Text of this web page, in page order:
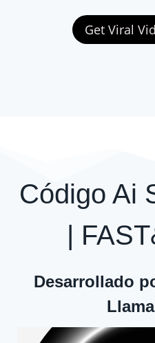
Get Viral
Código Ai
|
Desarrollado